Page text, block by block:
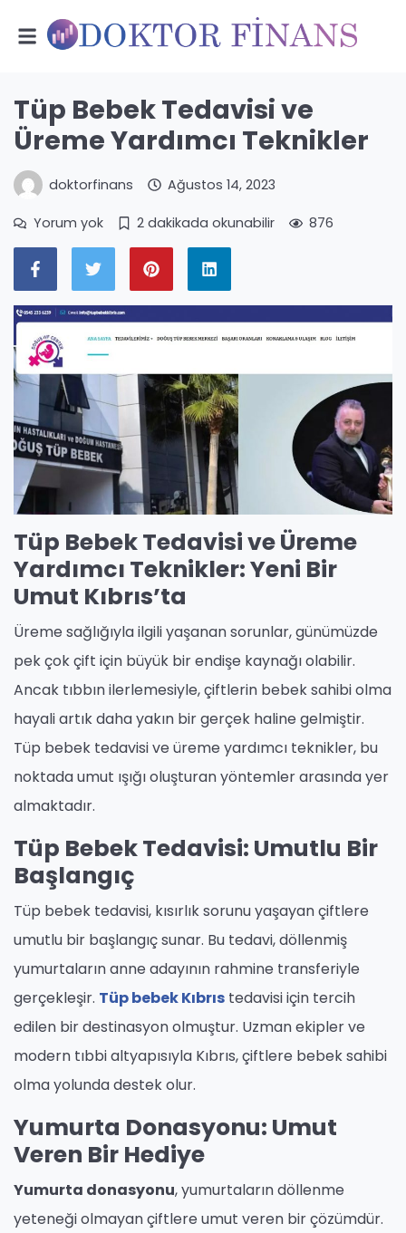
Tüp Bebek Tedavisi ve
Üreme Yardımcı Teknikler
doktorfinans Ağustos 14, 2023
Yorum yok 2 dakikada okunabilir 876
Tüp Bebek Tedavisi ve Üreme
Yardımcı Teknikler: Yeni Bir
Umut Kıbrıs’ta
Üreme sağlığıyla ilgili yaşanan sorunlar, günümüzde
pek çok çift için büyük bir endişe kaynağı olabilir.
Ancak tıbbın ilerlemesiyle, çiftlerin bebek sahibi olma
hayali artık daha yakın bir gerçek haline gelmiştir.
Tüp bebek tedavisi ve üreme yardımcı teknikler, bu
noktada umut ışığı oluşturan yöntemler arasında yer
almaktadır.
Tüp Bebek Tedavisi: Umutlu Bir
Başlangıç
Tüp bebek tedavisi, kısırlık sorunu yaşayan çiftlere
umutlu bir başlangıç sunar. Bu tedavi, döllenmiş
yumurtaların anne adayının rahmine transferiyle
gerçekleşir. Tüp bebek Kıbrıs tedavisi için tercih
edilen bir destinasyon olmuştur. Uzman ekipler ve
modern tıbbi altyapısıyla Kıbrıs, çiftlere bebek sahibi
olma yolunda destek olur.
Yumurta Donasyonu: Umut
Veren Bir Hediye
Yumurta donasyonu, yumurtaların döllenme
yeteneği olmayan çiftlere umut veren bir çözümdür.